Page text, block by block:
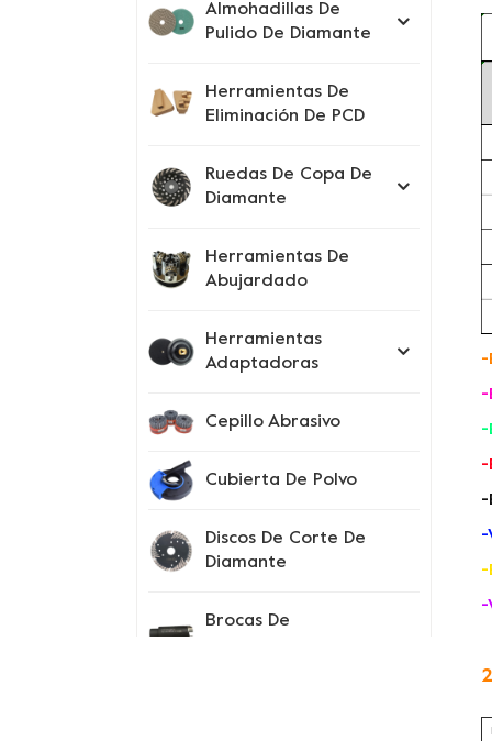
-
-
-
-
-
-
-
-
Almohadillas De
Pulido De Diamante
Herramientas De
Eliminación De PCD
Ruedas De Copa De
Diamante
Herramientas De
Abujardado
Herramientas
Adaptadoras
Cepillo Abrasivo
Cubierta De Polvo
Discos De Corte De
Diamante
Brocas De